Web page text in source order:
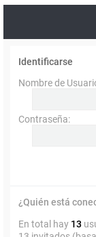
Identificarse
Nombre de
Contraseña:
¿Quién está
En total hay 13